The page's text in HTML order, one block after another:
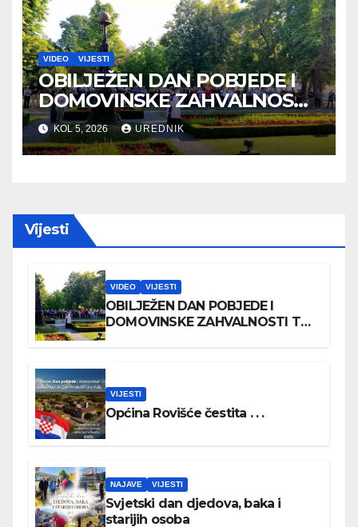
VIDEO VIJESTI
OBILJEŽEN DAN POBJEDE I
DOMOVINSKE ZAHVALNOSTI
TE DAN HRVATSKIH
BRANITELJA
KOL 5, 2026 UREDNIK
Vijesti
VIDEO VIJESTI
OBILJEŽEN DAN POBJEDE I
DOMOVINSKE ZAHVALNOSTI TE
VIJESTI
Općina Rovišće čestita . . .
NAJAVE VIJESTI
Svjetski dan djedova, baka i
starijih osoba